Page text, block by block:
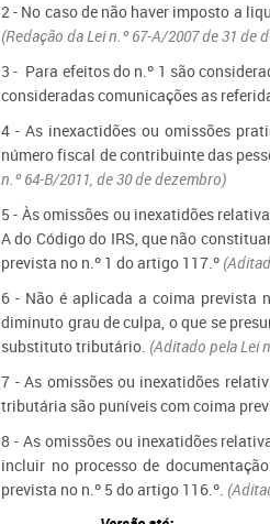
2 - No caso de não haver imposto a
(Redação da Lei n.º 67-A/2007 de 31 de
3 - Para efeitos do n.º 1 são
consideradas comunicações as
4 - As inexactidões ou omissões
número fiscal de contribuinte das
n.º 64-B/2011, de 30 de dezembro)
5 - Às omissões ou inexatidões
A do Código do IRS, que não
prevista no n.º 1 do artigo 117.º
6 - Não é aplicada a coima prevista
diminuto grau de culpa, o que se
substituto tributário. (Aditado pela Lei
7 - As omissões ou inexatidões
tributária são puníveis com coima
8 - As omissões ou inexatidões
incluir no processo de
prevista no n.º 5 do artigo 116.º.